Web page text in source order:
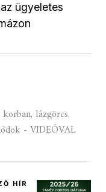
ügyeletes
lázgörcs,
- VIDEÓVAL
HÍR